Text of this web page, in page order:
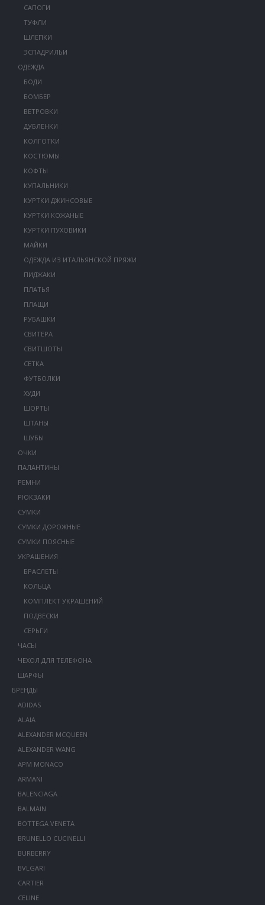
САПОГИ
ТУФЛИ
ШЛЕПКИ
ЭСПАДРИЛЬИ
ОДЕЖДА
БОДИ
БОМБЕР
ВЕТРОВКИ
ДУБЛЕНКИ
КОЛГОТКИ
КОСТЮМЫ
КОФТЫ
КУПАЛЬНИКИ
КУРТКИ ДЖИНСОВЫЕ
КУРТКИ КОЖАНЫЕ
КУРТКИ ПУХОВИКИ
МАЙКИ
ОДЕЖДА ИЗ ИТАЛЬЯНСКОЙ ПРЯЖИ
ПИДЖАКИ
ПЛАТЬЯ
ПЛАЩИ
РУБАШКИ
СВИТЕРА
СВИТШОТЫ
СЕТКА
ФУТБОЛКИ
ХУДИ
ШОРТЫ
ШТАНЫ
ШУБЫ
ОЧКИ
ПАЛАНТИНЫ
РЕМНИ
РЮКЗАКИ
СУМКИ
СУМКИ ДОРОЖНЫЕ
СУМКИ ПОЯСНЫЕ
УКРАШЕНИЯ
БРАСЛЕТЫ
КОЛЬЦА
КОМПЛЕКТ УКРАШЕНИЙ
ПОДВЕСКИ
СЕРЬГИ
ЧАСЫ
ЧЕХОЛ ДЛЯ ТЕЛЕФОНА
ШАРФЫ
БРЕНДЫ
ADIDAS
ALAIA
ALEXANDER MCQUEEN
ALEXANDER WANG
APM MONACO
ARMANI
BALENCIAGA
BALMAIN
BOTTEGA VENETA
BRUNELLO CUCINELLI
BURBERRY
BVLGARI
CARTIER
CELINE